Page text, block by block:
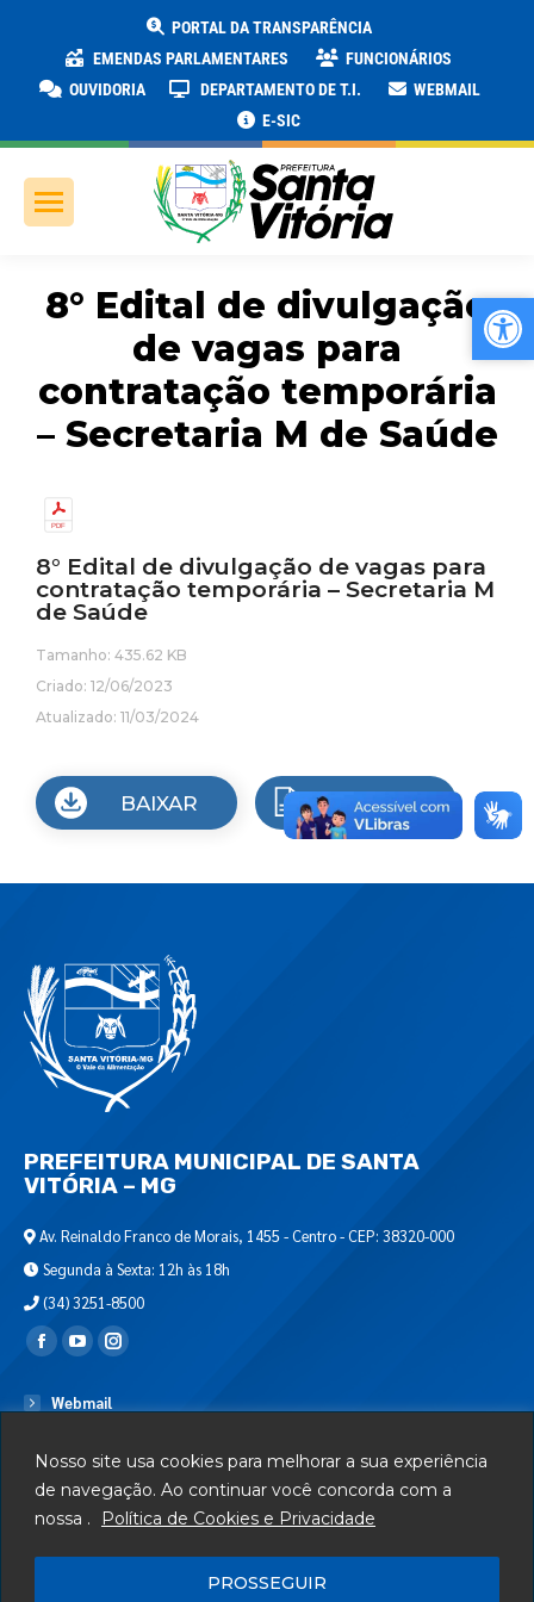
Nosso site usa cookies para melhorar a sua experiência
de navegação. Ao continuar você concorda com a
nossa .
Política de Cookies e Privacidade
PROSSEGUIR
PORTAL DA TRANSPARÊNCIA
EMENDAS PARLAMENTARES
FUNCIONÁRIOS
OUVIDORIA
DEPARTAMENTO DE T.I.
WEBMAIL
E-SIC
8° Edital de divulgação
de vagas para
contratação temporária
– Secretaria M de Saúde
8° Edital de divulgação de vagas para
contratação temporária – Secretaria M
de Saúde
Tamanho: 435.62 KB
Criado: 12/06/2023
Atualizado: 11/03/2024
BAIXAR VISUALIZAR
PREFEITURA MUNICIPAL DE SANTA
VITÓRIA – MG
Av. Reinaldo Franco de Morais, 1455 - Centro - CEP: 38320-000
Segunda à Sexta: 12h às 18h
(34) 3251-8500
Encontre-nos em:
Webmail
Serviços
Telefones Úteis